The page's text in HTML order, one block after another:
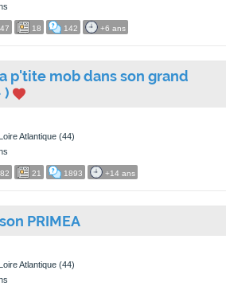
47 18 142 +6 ans
p'tite mob dans son grand
)
Atlantique (44)
82 21 1893 +14 ans
PRIMEA
Atlantique (44)